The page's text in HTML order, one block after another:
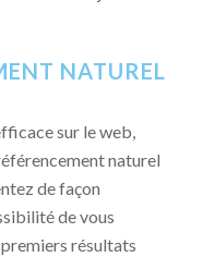
NATUREL
sur le web,
naturel
de façon
de vous
résultats